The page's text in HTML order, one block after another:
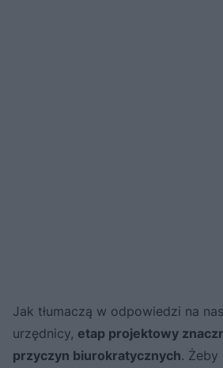
Jak tłumaczą w odpowiedzi na
urzędnicy, etap projektowy
przyczyn biurokratycznych. Żeby